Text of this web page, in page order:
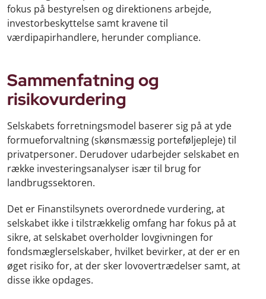
fokus på bestyrelsen og direktionens arbejde,
investorbeskyttelse samt kravene til
værdipapirhandlere, herunder compliance.
Sammenfatning og
risikovurdering
Selskabets forretningsmodel baserer sig på at yde
formueforvaltning (skønsmæssig porteføljepleje) til
privatpersoner. Derudover udarbejder selskabet en
række investeringsanalyser især til brug for
landbrugssektoren.
Det er Finanstilsynets overordnede vurdering, at
selskabet ikke i tilstrækkelig omfang har fokus på at
sikre, at selskabet overholder lovgivningen for
fondsmæglerselskaber, hvilket bevirker, at der er en
øget risiko for, at der sker lovovertrædelser samt, at
disse ikke opdages.